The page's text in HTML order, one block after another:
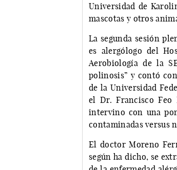
Universidad de
mascotas y otros
La segunda sesión
es alergólogo del
Aerobiología de la
polinosis” y contó
de la Universidad
el Dr. Francisco Feo
intervino con una
contaminadas versus
El doctor Moreno
según ha dicho, se